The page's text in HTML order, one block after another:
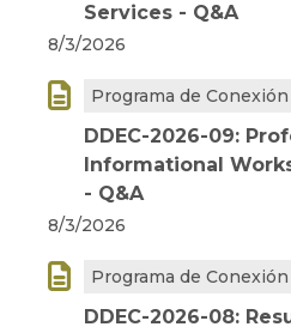
Services - Q&A
8/3/2026
 Programa de Conexión
DDEC-2026-09:
Informational
- Q&A
8/3/2026
 Programa de Conexión
DDEC-2026-08: